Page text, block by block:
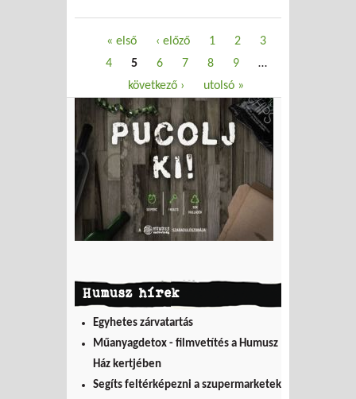
Oldalak« első ‹ előző 1 2
3
4
5 6 7 8 9
…
következő ›
utolsó »
Humusz hírek
Egyhetes zárvatartás
Műanyagdetox - filmvetítés a Humusz
Ház kertjében
Segíts feltérképezni a szupermarketek